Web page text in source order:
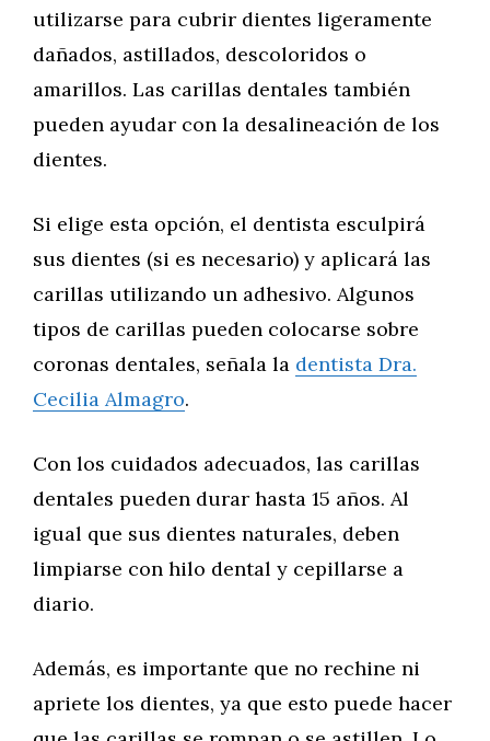
utilizarse para cubrir dientes ligeramente
dañados, astillados, descoloridos o
amarillos. Las carillas dentales también
pueden ayudar con la desalineación de los
dientes.
Si elige esta opción, el dentista esculpirá
sus dientes (si es necesario) y aplicará las
carillas utilizando un adhesivo. Algunos
tipos de carillas pueden colocarse sobre
coronas dentales, señala la dentista Dra.
Cecilia Almagro.
Con los cuidados adecuados, las carillas
dentales pueden durar hasta 15 años. Al
igual que sus dientes naturales, deben
limpiarse con hilo dental y cepillarse a
diario.
Además, es importante que no rechine ni
apriete los dientes, ya que esto puede hacer